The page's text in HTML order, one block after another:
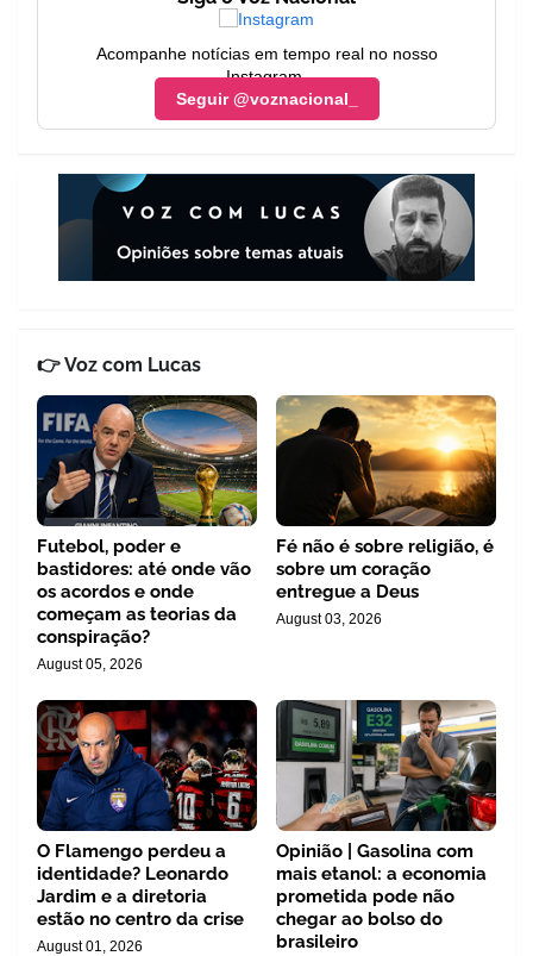
Acompanhe notícias em tempo real no nosso
Instagram.
Seguir @voznacional_
👉 Voz com Lucas
Futebol, poder e
bastidores: até onde vão
os acordos e onde
começam as teorias da
conspiração?
August 05, 2026
Fé não é sobre religião, é
sobre um coração
entregue a Deus
August 03, 2026
O Flamengo perdeu a
identidade? Leonardo
Jardim e a diretoria
estão no centro da crise
August 01, 2026
Opinião | Gasolina com
mais etanol: a economia
prometida pode não
chegar ao bolso do
brasileiro